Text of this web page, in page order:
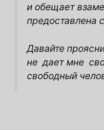
и обещает
предоставлена
Давайте
недает мне
свободный